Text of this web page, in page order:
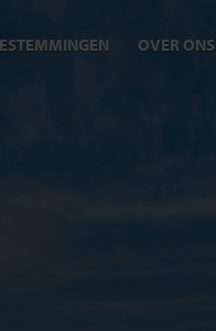
OVER ONS